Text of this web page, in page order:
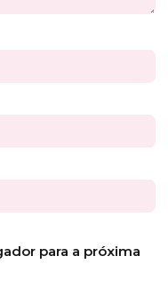
para a próxima